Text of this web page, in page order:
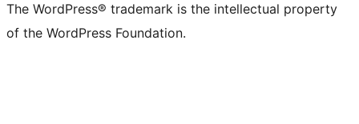
The WordPress® trademark is the intellectual property
of the WordPress Foundation.